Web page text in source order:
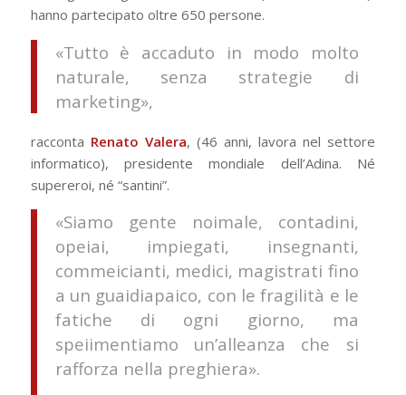
hanno partecipato oltre 650 persone.
«Tutto è accaduto in modo molto
naturale, senza strategie di
marketing»,
racconta Renato Valera, (46 anni, lavora nel settore
informatico), presidente mondiale dell’Adina. Né
supereroi, né “santini”.
«Siamo gente noimale, contadini,
opeiai, impiegati, insegnanti,
commeicianti, medici, magistrati fino
a un guaidiapaico, con le fragilità e le
fatiche di ogni giorno, ma
speiimentiamo un’alleanza che si
rafforza nella preghiera».